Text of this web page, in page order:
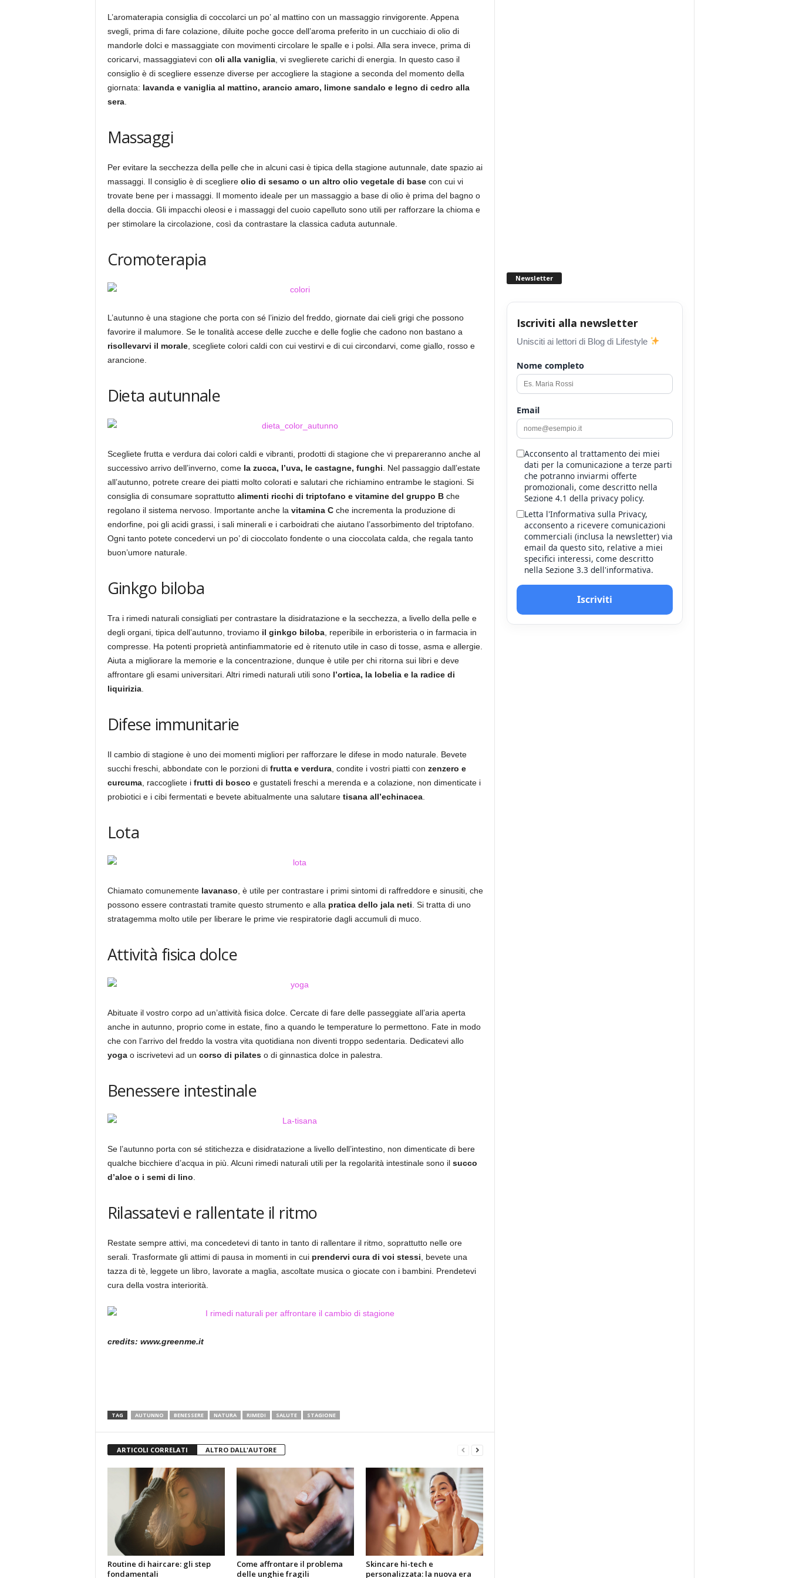
L’aromaterapia consiglia di coccolarci un po’ al mattino con un massaggio rinvigorente. Appena
svegli, prima di fare colazione, diluite poche gocce dell’aroma preferito in un cucchiaio di olio di
mandorle dolci e massaggiate con movimenti circolare le spalle e i polsi. Alla sera invece, prima di
coricarvi, massaggiatevi con oli alla vaniglia, vi sveglierete carichi di energia. In questo caso il
consiglio è di scegliere essenze diverse per accogliere la stagione a seconda del momento della
giornata: lavanda e vaniglia al mattino, arancio amaro, limone sandalo e legno di cedro alla
sera.
Massaggi
Per evitare la secchezza della pelle che in alcuni casi è tipica della stagione autunnale, date spazio ai
massaggi. Il consiglio è di scegliere olio di sesamo o un altro olio vegetale di basecon cui vi
trovate bene per i massaggi. Il momento ideale per un massaggio a base di olio è prima del bagno o
della doccia. Gli impacchi oleosi e i massaggi del cuoio capelluto sono utili per rafforzare la chioma e
per stimolare la circolazione, così da contrastare la classica caduta autunnale.
Cromoterapia
L’autunno è una stagione che porta con sé l’inizio del freddo, giornate dai cieli grigi che possono
favorire il malumore. Se le tonalità accese delle zucche e delle foglie che cadono non bastano a
risollevarvi il morale, scegliete colori caldi con cui vestirvi e di cui circondarvi, come giallo, rosso e
arancione.
Dieta autunnale
Scegliete frutta e verdura dai colori caldi e vibranti, prodotti di stagione che vi prepareranno anche al
successivo arrivo dell’inverno, come la zucca, l’uva, le castagne, funghi . Nel passaggio dall’estate
all’autunno, potrete creare dei piatti molto colorati e salutari che richiamino entrambe le stagioni. Si
consiglia di consumare soprattutto alimenti ricchi di triptofano e vitamine del gruppo Bche
regolano il sistema nervoso. Importante anche la vitamina Cche incrementa la produzione di
endorfine, poi gli acidi grassi, i sali minerali e i carboidrati che aiutano l’assorbimento del triptofano.
Ogni tanto potete concedervi un po’ di cioccolato fondente o una cioccolata calda, che regala tanto
buon’umore naturale.
Ginkgo biloba
Tra i rimedi naturali consigliati per contrastare la disidratazione e la secchezza, a livello della pelle e
degli organi, tipica dell’autunno, troviamo il ginkgo biloba, reperibile in erboristeria o in farmacia in
compresse. Ha potenti proprietà antinfiammatorie ed è ritenuto utile in caso di tosse, asma e allergie.
Aiuta a migliorare la memorie e la concentrazione, dunque è utile per chi ritorna sui libri e deve
affrontare gli esami universitari. Altri rimedi naturali utili sono l’ortica, la lobelia e la radice di
liquirizia.
Difese immunitarie
Il cambio di stagione è uno dei momenti migliori per rafforzare le difese in modo naturale. Bevete
succhi freschi, abbondate con le porzioni di frutta e verdura, condite i vostri piatti con zenzero e
curcuma, raccogliete i frutti di bosco e gustateli freschi a merenda e a colazione, non dimenticate i
probiotici e i cibi fermentati e bevete abitualmente una salutare tisana all’echinacea.
Lota
Chiamato comunemente lavanaso , è utile per contrastare i primi sintomi di raffreddore e sinusiti, che
possono essere contrastati tramite questo strumento e alla pratica dello jala neti . Si tratta di uno
stratagemma molto utile per liberare le prime vie respiratorie dagli accumuli di muco.
Attività fisica dolce
Abituate il vostro corpo ad un’attività fisica dolce. Cercate di fare delle passeggiate all’aria aperta
anche in autunno, proprio come in estate, fino a quando le temperature lo permettono. Fate in modo
che con l’arrivo del freddo la vostra vita quotidiana non diventi troppo sedentaria. Dedicatevi allo
yogao iscrivetevi ad un corso di pilateso di ginnastica dolce in palestra.
Benessere intestinale
Se l’autunno porta con sé stitichezza e disidratazione a livello dell’intestino, non dimenticate di bere
qualche bicchiere d’acqua in più. Alcuni rimedi naturali utili per la regolarità intestinale sono il succo
d’aloe o i semi di lino
Rilassatevi e rallentate il ritmo
Restate sempre attivi, ma concedetevi di tanto in tanto di rallentare il ritmo, soprattutto nelle ore
serali. Trasformate gli attimi di pausa in momenti in cui prendervi cura di voi stessi , bevete una
tazza di tè, leggete un libro, lavorate a maglia, ascoltate musica o giocate con i bambini. Prendetevi
cura della vostra interiorità.
credits: www.greenme.it
TAG AUTUNNO BENESSERE NATURA RIMEDI SALUTE STAGIONE
ARTICOLI CORRELATI ALTRO DALL'AUTORE
Routine di haircare: gli step
fondamentali
Come affrontare il problema
delle unghie fragili
Skincare hi-tech e
personalizzata: la nuova era
Newsletter
Iscriviti alla newsletter
Unisciti ai lettori di Blog di Lifestyle
Nome completo
Email
Acconsento al trattamento dei miei
dati per la comunicazione a terze parti
che potranno inviarmi offerte
promozionali, come descritto nella
Sezione 4.1 della privacy policy.
Letta l'Informativa sulla Privacy,
acconsento a ricevere comunicazioni
commerciali (inclusa la newsletter) via
email da questo sito, relative a miei
specifici interessi, come descritto
nella Sezione 3.3 dell'informativa.
Iscriviti